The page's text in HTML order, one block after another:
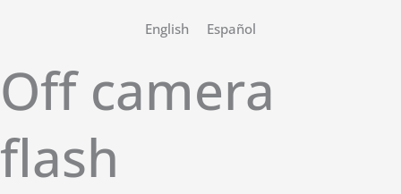
English Español
Off camera
flash